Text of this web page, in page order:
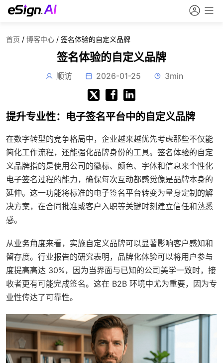
首页 / 博客中心 / 签名体验的自定义品牌
签名体验的自定义品牌
顺访 2026-01-25 3min
提升专业性：电子签名平台中的自定义品牌
在数字转型的竞争格局中，企业越来越优先考虑那些不仅能
简化工作流程，还能强化品牌身份的工具。签名体验的自定
义品牌指的是使用公司的徽标、颜色、字体和信息来个性化
电子签名过程的能力，确保每次互动都感觉像是品牌本身的
延伸。这一功能将标准的电子签名平台转变为量身定制的解
决方案，在合同批准或客户入职等关键时刻建立信任和熟悉
感。
从业务角度来看，实施自定义品牌可以显著影响客户感知和
留存度。行业报告的研究表明，品牌化体验可以将用户参与
度提高高达 30%，因为当界面与已知的公司美学一致时，接
收者更有可能完成签名。这在 B2B 环境中尤为重要，因为专
业性传达了可靠性。